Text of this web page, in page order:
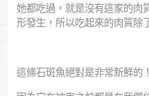
她都吃過，就是沒有這家的肉
形發生，所以吃起來的肉質除
這條石斑魚絕對是非常新鮮的！